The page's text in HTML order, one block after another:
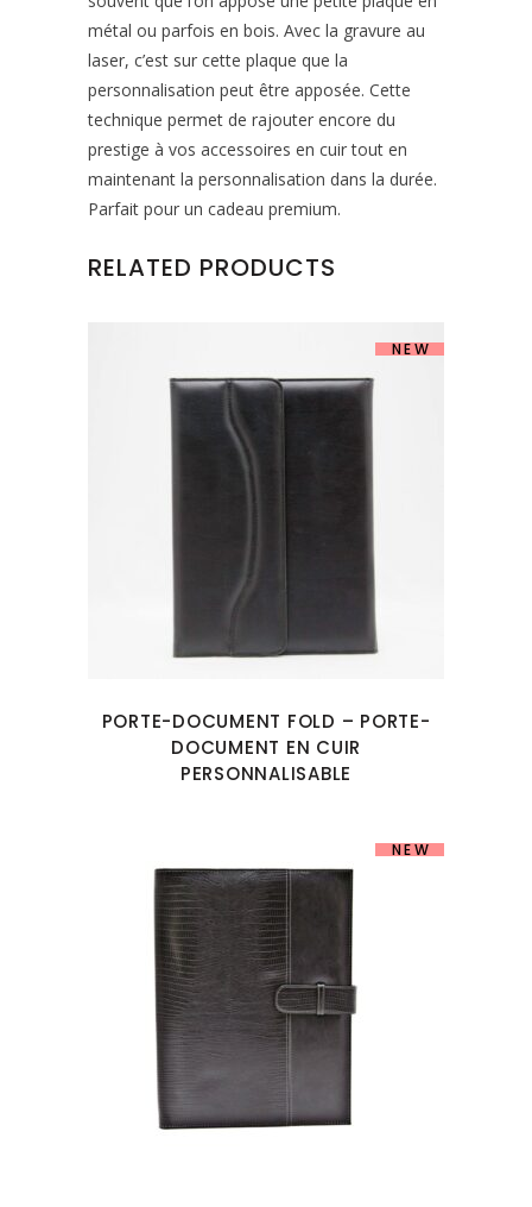
métal ou parfois en bois. Avec la gravure au
laser, c’est sur cette plaque que la
personnalisation peut être apposée. Cette
technique permet de rajouter encore du
prestige à vos accessoires en cuir tout en
maintenant la personnalisation dans la durée.
Parfait pour un cadeau premium.
RELATED PRODUCTS
NEW
PORTE-DOCUMENT FOLD – PORTE-
DOCUMENT EN CUIR
PERSONNALISABLE
NEW